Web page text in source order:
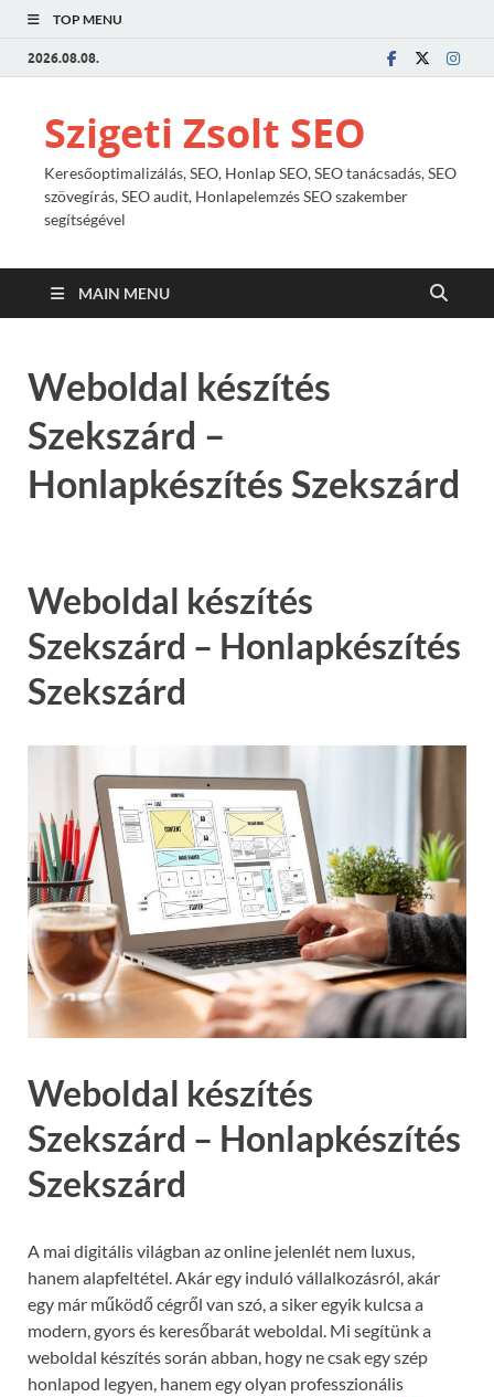
TOP MENU
2026.08.08.
Szigeti Zsolt SEO
Keresőoptimalizálás, SEO, Honlap SEO, SEO tanácsadás, SEO
szövegírás, SEO audit, Honlapelemzés SEO szakember
segítségével
MAIN MENU
Weboldal készítés
Szekszárd –
Honlapkészítés Szekszárd
Weboldal készítés
Szekszárd – Honlapkészítés
Szekszárd
Weboldal készítés
Szekszárd – Honlapkészítés
Szekszárd
A mai digitális világban az online jelenlét nem luxus,
hanem alapfeltétel. Akár egy induló vállalkozásról, akár
egy már működő cégről van szó, a siker egyik kulcsa a
modern, gyors és keresőbarát weboldal. Mi segítünk a
weboldal készítés során abban, hogy ne csak egy szép
honlapod legyen, hanem egy olyan professzionális